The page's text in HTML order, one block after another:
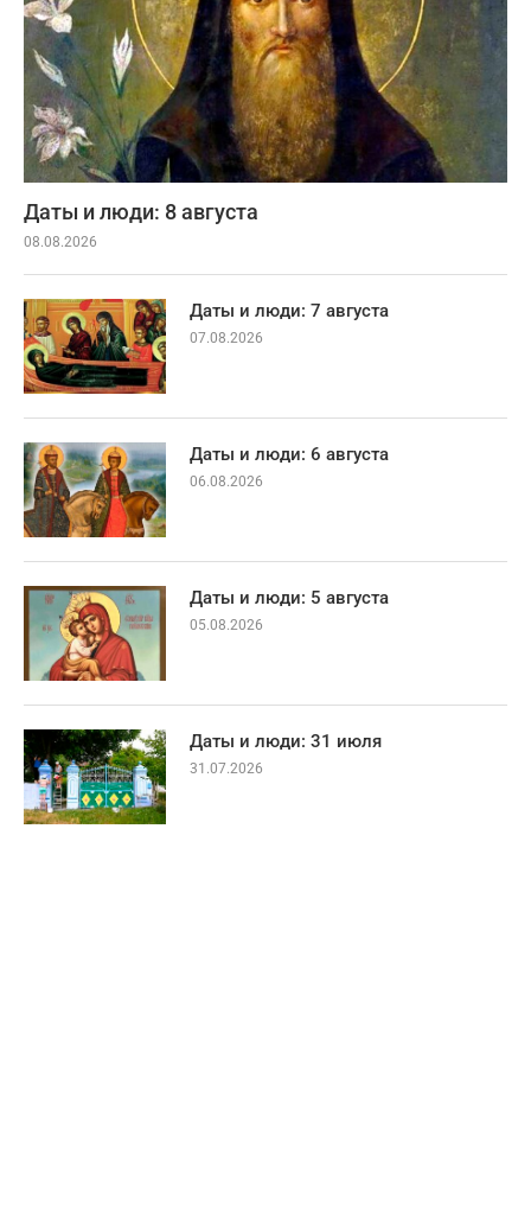
Даты и люди: 8 августа
08.08.2026
Даты и люди: 7 августа
07.08.2026
Даты и люди: 6 августа
06.08.2026
Даты и люди: 5 августа
05.08.2026
Даты и люди: 31 июля
31.07.2026